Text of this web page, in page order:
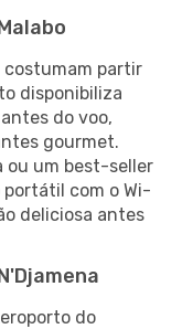
costumam partir
disponibiliza
do voo,
gourmet.
ou um best-seller
com o Wi-
deliciosa antes
do